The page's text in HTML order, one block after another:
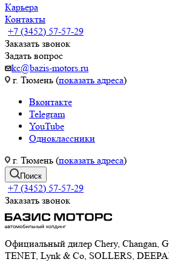
Карьера
Контакты
+7 (3452) 57-57-29
Заказать звонок
Задать вопрос
kc@bazis-motors.ru
г. Тюмень (показать адреса)
Вконтакте
Telegram
YouTube
Одноклассники
г. Тюмень (показать адреса)
Поиск
+7 (3452) 57-57-29
Заказать звонок
Официальный дилер Chery, Changan,
TENET, Lynk & Co, SOLLERS,